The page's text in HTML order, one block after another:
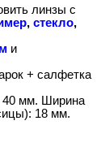
линзы с
, стекло,
и
+ салфетка
40 мм. Ширина
18 мм.